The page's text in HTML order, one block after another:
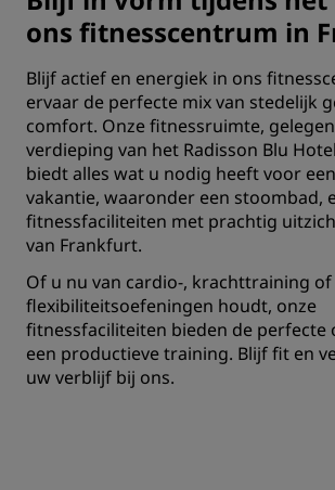
ons fitnesscentrum in
Blijf actief en energiek in ons
ervaar de perfecte mix van stedelijk
comfort. Onze fitnessruimte,
verdieping van het Radisson Blu
biedt alles wat u nodig heeft voor
vakantie, waaronder een stoombad,
fitnessfaciliteiten met prachtig
van Frankfurt.
Of u nu van cardio-, krachttraining of
flexibiliteitsoefeningen houdt, onze
fitnessfaciliteiten bieden de perfecte
een productieve training. Blijf fit en
uw verblijf bij ons.